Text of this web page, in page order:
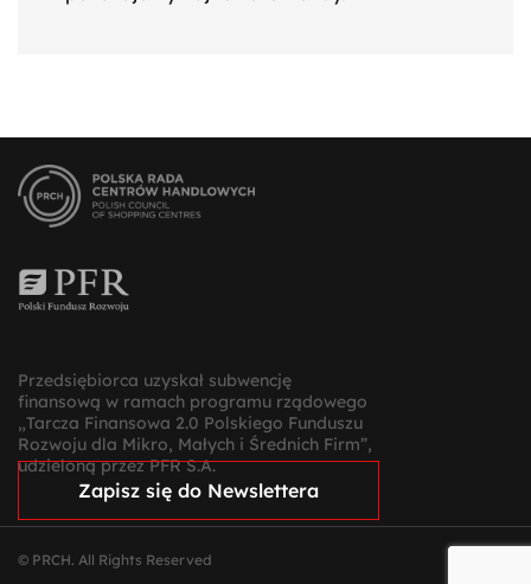
Przedsiębiorca uzyskał subwencję
finansową w ramach programu rządowego
„Tarcza Finansowa 2.0 Polskiego Funduszu
Rozwoju dla Mikro, Małych i Średnich Firm”,
udzieloną przez PFR S.A.
Zapisz się do Newslettera
© PRCH. All Rights Reserved